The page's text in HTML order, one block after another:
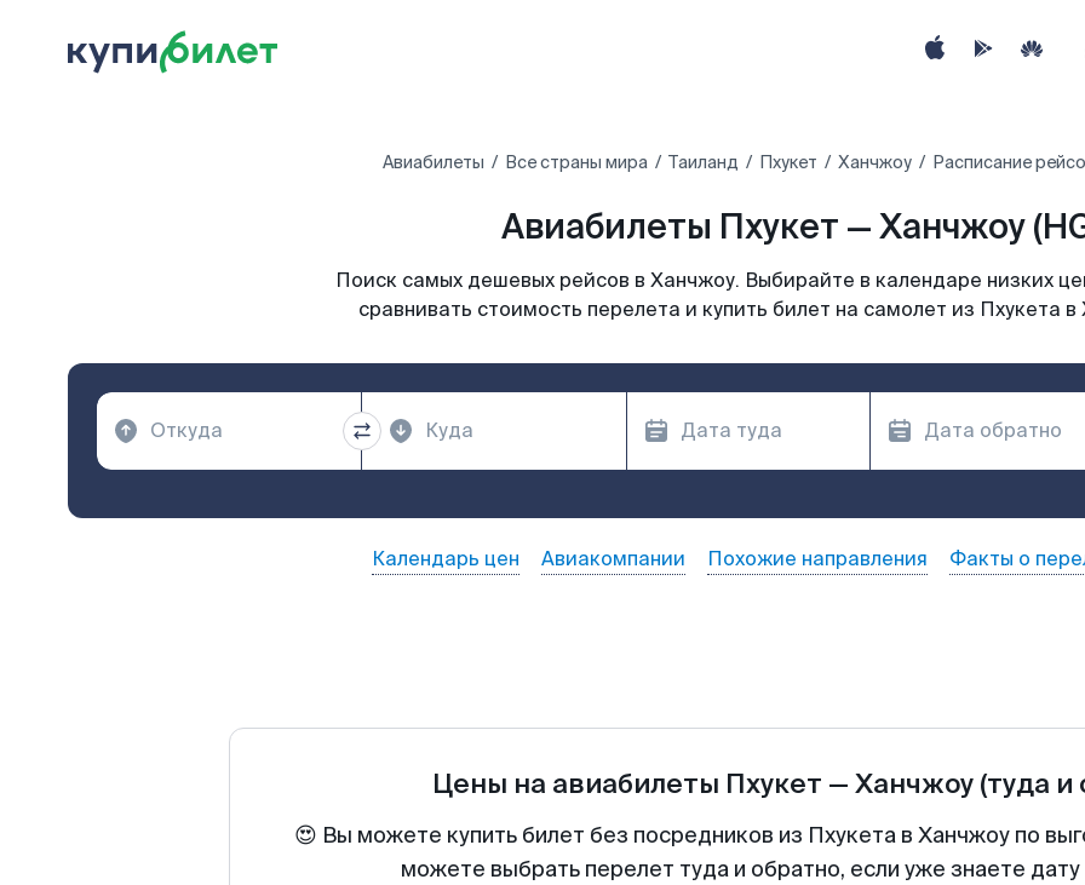
Авиабилеты Все страны мира Таиланд Пхукет Ханчжоу Расписание
Авиабилеты Пхукет — Ханчжоу
Поиск самых дешевых рейсов в Ханчжоу. Выбирайте в календаре низких
сравнивать стоимость перелета и купить билет на самолет из Пхукета
Календарь цен Авиакомпании Похожие направления Факты о
Цены на авиабилеты Пхукет — Ханчжоу (туда и
😍 Вы можете купить билет без посредников из Пхукета в Ханчжоу по
можете выбрать перелет туда и обратно, если уже знаете